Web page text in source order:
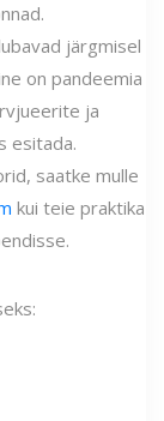
järgmisel
on pandeemia
ja
esitada.
saatke mulle
kui teie praktika